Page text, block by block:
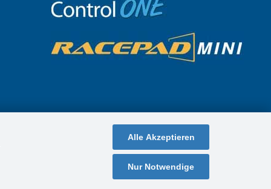
Alle Akzeptieren
Nur Notwendige